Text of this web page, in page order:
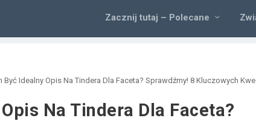
Zacznij tutaj – Polecane
Być Idealny Opis Na Tindera Dla Faceta? Sprawdźmy! 8 Kluczowych
Na Tindera Dla Faceta?